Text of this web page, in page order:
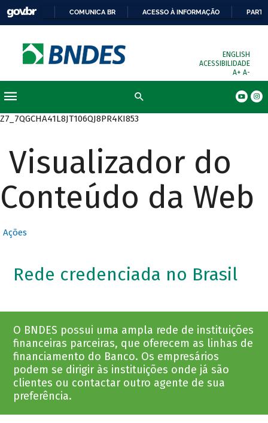
COMUNICA BR ACESSO À INFORMAÇÃO
ENGLISH
ACESSIBILIDADE
A+ A-
Z7_7QGCHA41L8JT106QJ8PR4KI853
Visualizador do
Conteúdo da Web
Ações
Rede credenciada no Brasil
O BNDES possui uma ampla rede de instituições
financeiras parceiras, que oferecem as linhas de
financiamento do Banco. Os empresários
podem se dirigir às instituições onde já são
clientes ou contactar outro agente de sua
preferência.